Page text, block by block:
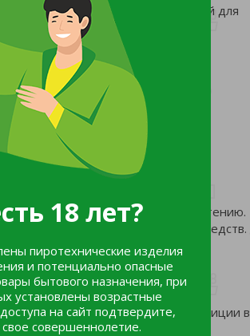
18 лет?
пиротехнические изделия
и потенциально опасные
бытового назначения, при
установлены возрастные
на сайт подтвердите,
совершеннолетие.
ее особенно привлекательной для
кислой реакцией. Роза
активного роста.
что способствует новому цветению.
профилактических средств.
в букеты.
создавая гармоничные композиции в